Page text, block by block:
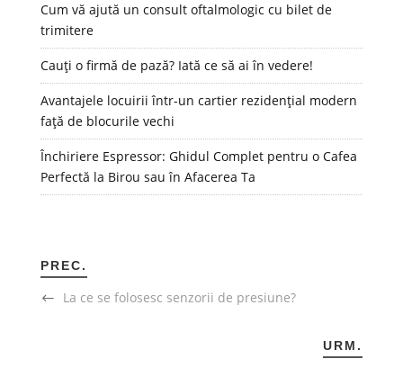
Cum vă ajută un consult oftalmologic cu bilet de
trimitere
Cauți o firmă de pază? Iată ce să ai în vedere!
Avantajele locuirii într-un cartier rezidențial modern
față de blocurile vechi
Închiriere Espressor: Ghidul Complet pentru o Cafea
Perfectă la Birou sau în Afacerea Ta
PREC.
La ce se folosesc senzorii de presiune?
URM.